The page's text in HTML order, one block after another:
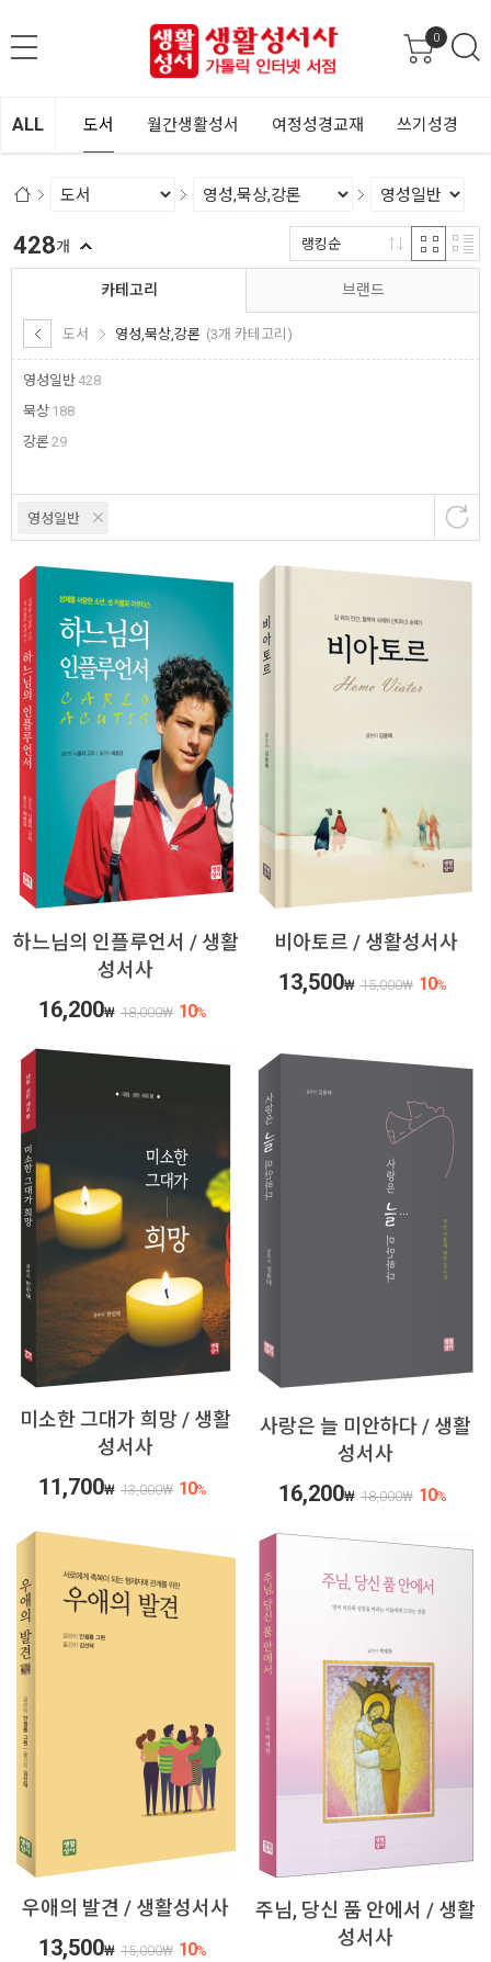
0
ALL 도서 월간생활성서 여정성경교재 쓰기성경
카테고리
도서 영성,묵상,강론 (3개 카테고리)
영성일반 428
묵상 188
강론 29
브랜드
영성일반
428개 랭킹순
하느님의 인플루언서 / 생활
성서사
16,200₩ 18,000₩ 10%
비아토르 / 생활성서사
13,500₩ 15,000₩ 10%
미소한 그대가 희망 / 생활
성서사
11,700₩ 13,000₩ 10%
사랑은 늘 미안하다 / 생활
성서사
16,200₩ 18,000₩ 10%
우애의 발견 / 생활성서사
13,500₩ 15,000₩ 10%
주님, 당신 품 안에서 / 생활
성서사